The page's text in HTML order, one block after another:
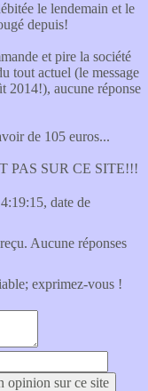
le lendemain et le
depuis!
et pire la société
tout actuel (le message
2014!), aucune réponse
de 105 euros...
PAS SUR CE SITE!!!
date de
Aucune réponses
exprimez-vous !